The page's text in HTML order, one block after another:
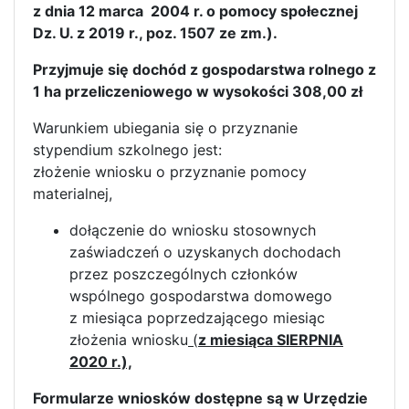
z dnia 12 marca 2004 r. o pomocy społecznej
Dz. U. z 2019 r., poz. 1507 ze zm.).
Przyjmuje się dochód z gospodarstwa rolnego z
1 ha przeliczeniowego w wysokości 308,00 zł
Warunkiem ubiegania się o przyznanie
stypendium szkolnego jest:
złożenie wniosku o przyznanie pomocy
materialnej,
dołączenie do wniosku stosownych
zaświadczeń o uzyskanych dochodach
przez poszczególnych członków
wspólnego gospodarstwa domowego
z miesiąca poprzedzającego miesiąc
złożenia wniosku (z miesiąca SIERPNIA
2020 r.),
Formularze wniosków dostępne są w Urzędzie